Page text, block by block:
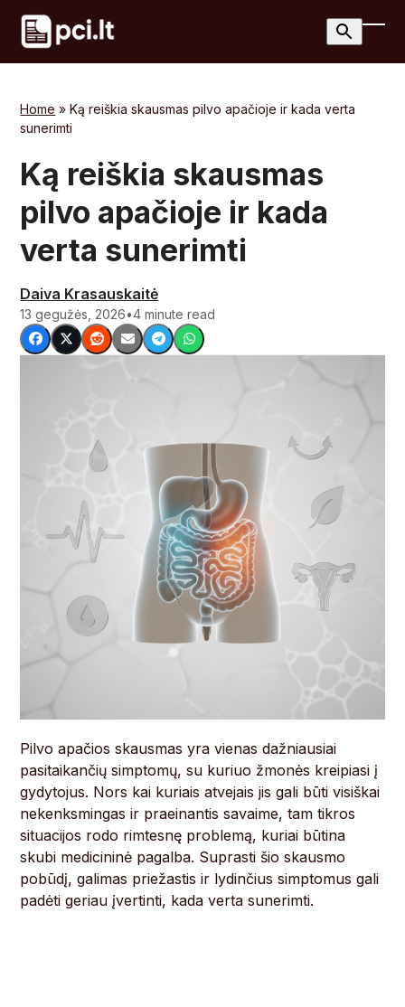
Skip
content
Home »Ką reiškia skausmas pilvo apačioje ir kada verta
sunerimti
Ką reiškia skausmas
pilvo apačioje ir kada
verta sunerimti
Daiva Krasauskaitė
13 gegužės, 2026•4 minute read
Pilvo apačios skausmas yra vienas dažniausiai
pasitaikančių simptomų, su kuriuo žmonės kreipiasi į
gydytojus. Nors kai kuriais atvejais jis gali būti visiškai
nekenksmingas ir praeinantis savaime, tam tikros
situacijos rodo rimtesnę problemą, kuriai būtina
skubi medicininė pagalba. Suprasti šio skausmo
pobūdį, galimas priežastis ir lydinčius simptomus gali
padėti geriau įvertinti, kada verta sunerimti.